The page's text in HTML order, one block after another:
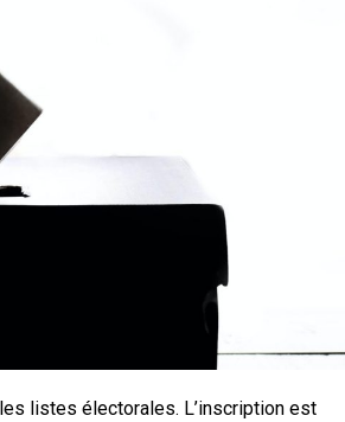
listes électorales. L’inscription est